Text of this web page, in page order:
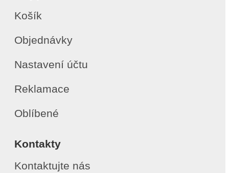
Košík
Objednávky
Nastavení účtu
Reklamace
Oblíbené
Kontakty
Kontaktujte nás